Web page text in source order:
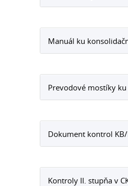
Manuál ku
Prevodové mostíky
Dokument kontrol
Kontroly II. stupňa v